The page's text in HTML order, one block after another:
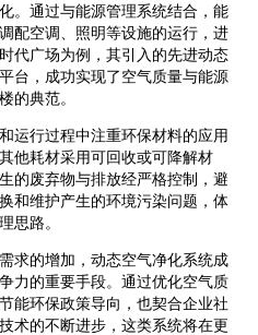
。通过与能源管理系统结合，能
配空调、照明等设施的运行，进
代广场为例，其引入的先进动态
台，成功实现了空气质量与能源
的典范。
运行过程中注重环保材料的应用
他耗材采用可回收或可降解材
的废弃物与排放经严格控制，避
和维护产生的环境污染问题，体
思路。
求的增加，动态空气净化系统成
力的重要手段。通过优化空气质
能环保政策导向，也契合企业社
术的不断进步，这类系统将在更